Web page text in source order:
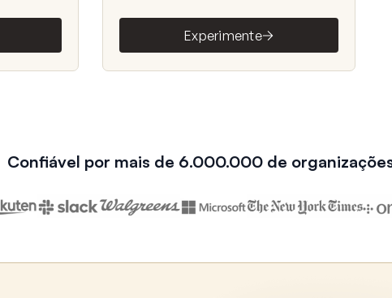
Experimente
Confiável por mais de 6.000.000 de